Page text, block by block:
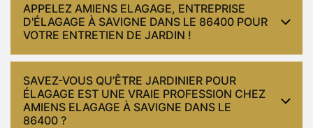
APPELEZ AMIENS ELAGAGE, ENTREPRISE
D'ÉLAGAGE À SAVIGNE DANS LE 86400 POUR
VOTRE ENTRETIEN DE JARDIN !
SAVEZ-VOUS QU’ÊTRE JARDINIER POUR
ÉLAGAGE EST UNE VRAIE PROFESSION CHEZ
AMIENS ELAGAGE À SAVIGNE DANS LE
86400 ?